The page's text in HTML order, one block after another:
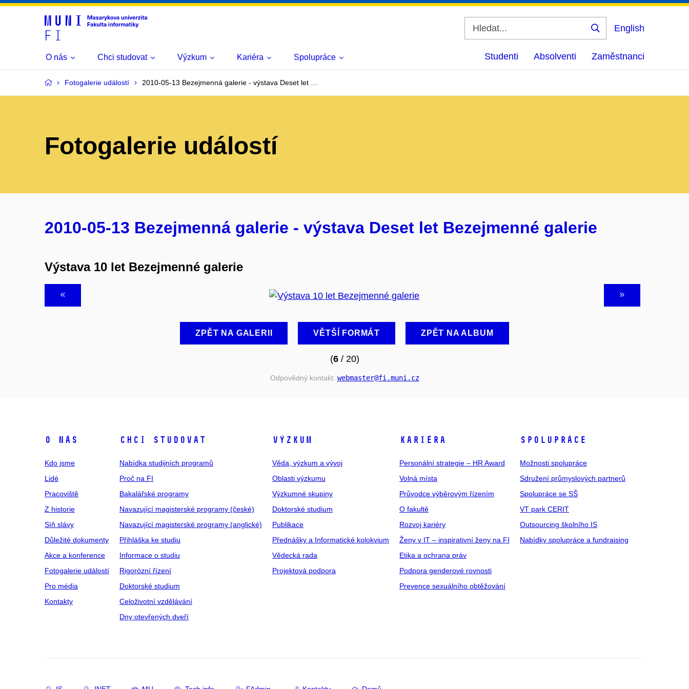
Vyhledat
English
O nás Chci studovat Výzkum Kariéra Spolupráce Studenti Absolventi Zaměstnanci
Fotogalerie událostí 2010-05-13 Bezejmenná galerie - výstava Deset let …
Fotogalerie událostí
2010-05-13 Bezejmenná galerie - výstava Deset let Bezejmenné galerie
Výstava 10 let Bezejmenné galerie
ZPĚT NA GALERII VĚTŠÍ FORMÁT ZPĚT NA ALBUM
(6/ 20)
Odpovědný kontakt: webmaster@fi .muni .cz
O NÁS
Kdo jsme
Lidé
Pracoviště
Z historie
Síň slávy
Důležité dokumenty
Akce a konference
Fotogalerie událostí
Pro média
Kontakty
CHCI STUDOVAT
Nabídka studijních programů
Proč na FI
Bakalářské programy
Navazující magisterské programy (české)
Navazující magisterské programy (anglické)
Přihláška ke studiu
Informace o studiu
Rigorózní řízení
Doktorské studium
Celoživotní vzdělávání
Dny otevřených dveří
VÝZKUM
Věda, výzkum a vývoj
Oblasti výzkumu
Výzkumné skupiny
Doktorské studium
Publikace
Přednášky a Informatické kolokvium
Vědecká rada
Projektová podpora
KARIÉRA
Personální strategie – HR Award
Volná místa
Průvodce výběrovým řízením
O fakultě
Rozvoj kariéry
Ženy v IT – inspirativní ženy na FI
Etika a ochrana práv
Podpora genderové rovnosti
Prevence sexuálního obtěžování
SPOLUPRÁCE
Možnosti spolupráce
Sdružení průmyslových partnerů
Spolupráce se SŠ
VT park CERIT
Outsourcing školního IS
Nabídky spolupráce a fundraising